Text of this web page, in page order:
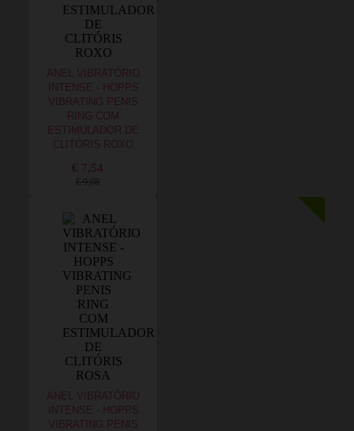
ANEL VIBRATÓRIO
INTENSE - HOPPS
VIBRATING PENIS
RING COM
ESTIMULADOR DE
CLITÓRIS ROXO
€ 7,54
€ 9,08
ANEL VIBRATÓRIO
INTENSE - HOPPS
VIBRATING PENIS